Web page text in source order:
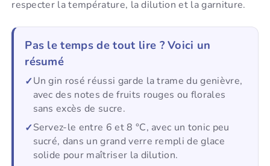
respecter la température, la dilution et la garniture.
Pas le temps de tout lire ? Voici un
résumé
Un gin rosé réussi garde la trame du genièvre,
avec des notes de fruits rouges ou florales
sans excès de sucre.
Servez-le entre 6 et 8 °C, avec un tonic peu
sucré, dans un grand verre rempli de glace
solide pour maîtriser la dilution.